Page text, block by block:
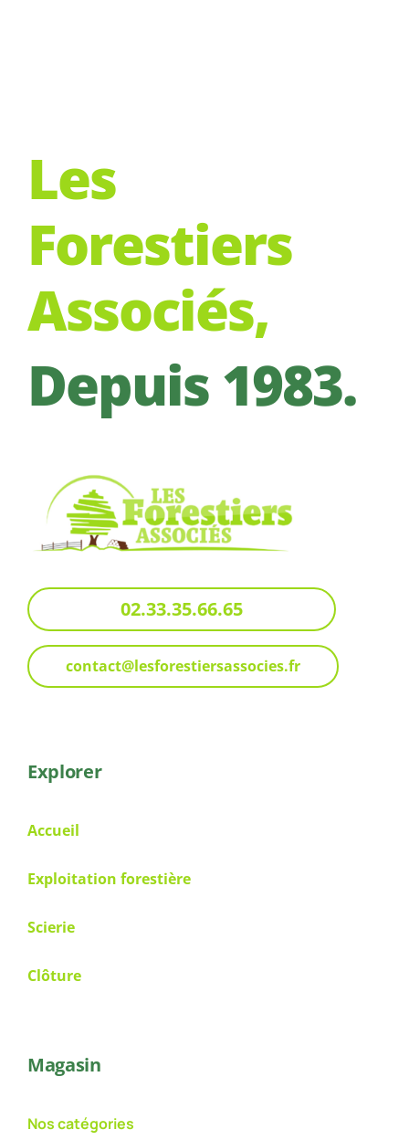
Les
Forestiers
Associés,
Depuis 1983.
02.33.35.66.65
contact@lesforestiersassocies.fr
Explorer
Accueil
Exploitation forestière
Scierie
Clôture
Magasin
Nos catégories